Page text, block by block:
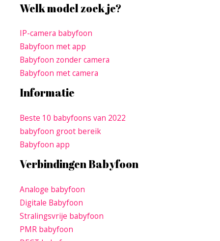
Welk model zoek je?
IP-camera babyfoon
Babyfoon met app
Babyfoon zonder camera
Babyfoon met camera
Informatie
Beste 10 babyfoons van 2022
babyfoon groot bereik
Babyfoon app
Verbindingen Babyfoon
Analoge babyfoon
Digitale Babyfoon
Stralingsvrije babyfoon
PMR babyfoon